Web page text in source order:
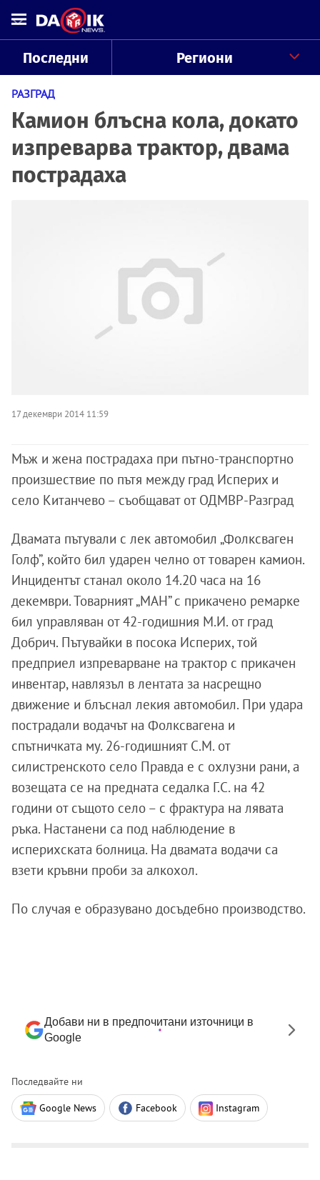
Последни Региони
РАЗГРАД
Камион блъсна кола, докато
изпреварва трактор, двама
пострадаха
17 декември 2014 11:59
Мъж и жена пострадаха при пътно-транспортно
произшествие по пътя между град Исперих и
село Китанчево – съобщават от ОДМВР-Разград
Двамата пътували с лек автомобил „Фолксваген
Голф”, който бил ударен челно от товарен камион.
Инцидентът станал около 14.20 часа на 16
декември. Товарният „МАН” с прикачено ремарке
бил управляван от 42-годишния М.И. от град
Добрич. Пътувайки в посока Исперих, той
предприел изпреварване на трактор с прикачен
инвентар, навлязъл в лентата за насрещно
движение и блъснал лекия автомобил. При удара
пострадали водачът на Фолксвагена и
спътничката му. 26-годишният С.М. от
силистренското село Правда е с охлузни рани, а
возещата се на предната седалка Г.С. на 42
години от същото село – с фрактура на лявата
ръка. Настанени са под наблюдение в
исперихската болница. На двамата водачи са
взети кръвни проби за алкохол.
По случая е образувано досъдебно производство.
Добави ни в предпочитани източници в
Google
Последвайте ни
Google News Facebook Instagram